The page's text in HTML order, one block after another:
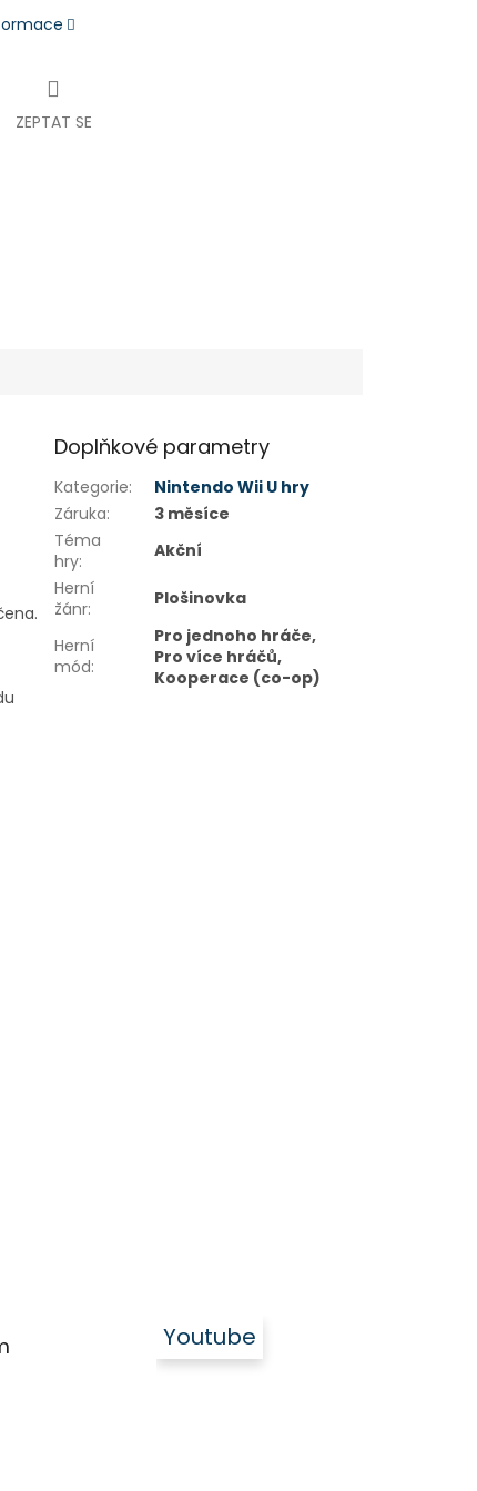
ZEPTAT SE
Doplňkové parametry
Kategorie:
Nintendo Wii U hry
Záruka:
3 měsíce
Téma
hry:
Akční
Herní
žánr: Plošinovka
Herní
mód:
Pro jednoho hráče,
Pro více hráčů,
Kooperace (co-op)
Youtube